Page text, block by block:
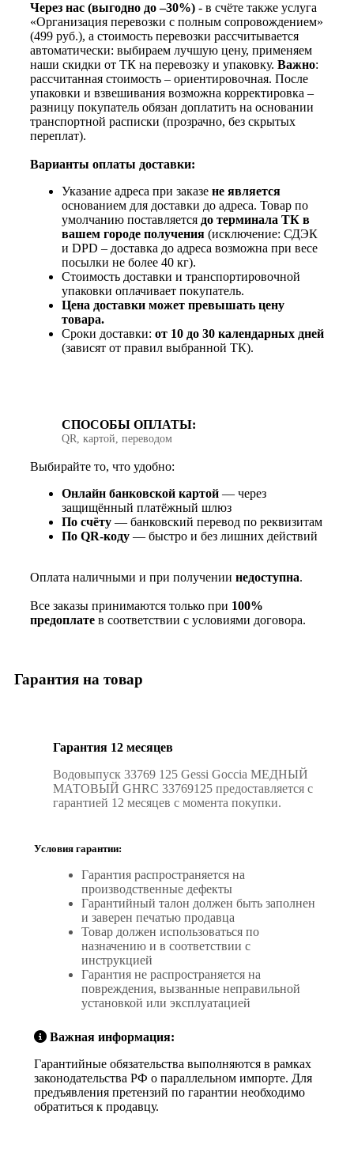
Через нас (выгодно до –30%) - в счёте также услуга
«Организация перевозки с полным сопровождением»
(499 руб.), а стоимость перевозки рассчитывается
автоматически: выбираем лучшую цену, применяем
наши скидки от ТК на перевозку и упаковку. Важно:
рассчитанная стоимость – ориентировочная. После
упаковки и взвешивания возможна корректировка –
разницу покупатель обязан доплатить на основании
транспортной расписки (прозрачно, без скрытых
переплат).
Варианты оплаты доставки:
Указание адреса при заказе не является
основанием для доставки до адреса. Товар по
умолчанию поставляется до терминала ТК в
вашем городе получения (исключение: СДЭК
и DPD – доставка до адреса возможна при весе
посылки не более 40 кг).
Стоимость доставки и транспортировочной
упаковки оплачивает покупатель.
Цена доставки может превышать цену
товара.
Сроки доставки: от 10 до 30 календарных дней
(зависят от правил выбранной ТК).
СПОСОБЫ ОПЛАТЫ:
QR, картой, переводом
Выбирайте то, что удобно:
Онлайн банковской картой — через
защищённый платёжный шлюз
По счёту — банковский перевод по реквизитам
По QR‑коду — быстро и без лишних действий
Оплата наличными и при получении недоступна.
Все заказы принимаются только при 100%
предоплате в соответствии с условиями договора.
Гарантия на товар
Гарантия 12 месяцев
Водовыпуск 33769 125 Gessi Goccia МЕДНЫЙ
МАТОВЫЙ GHRC 33769125 предоставляется с
гарантией 12 месяцев с момента покупки.
Условия гарантии:
Гарантия распространяется на
производственные дефекты
Гарантийный талон должен быть заполнен
и заверен печатью продавца
Товар должен использоваться по
назначению и в соответствии с
инструкцией
Гарантия не распространяется на
повреждения, вызванные неправильной
установкой или эксплуатацией
Важная информация:
Гарантийные обязательства выполняются в рамках
законодательства РФ о параллельном импорте. Для
предъявления претензий по гарантии необходимо
обратиться к продавцу.